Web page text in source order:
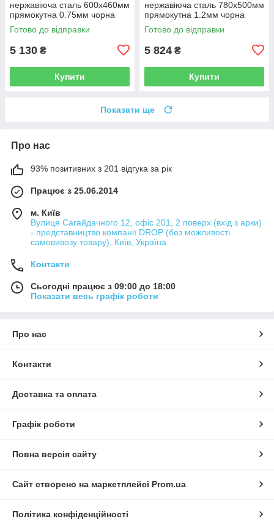
нержавіюча сталь 600x460мм
прямокутна 0.75мм чорна
NT-045720
Готово до відправки
5 130 ₴
Купити
нержавіюча сталь 780x500мм
прямокутна 1.2мм чорна
PLS-A33657
Готово до відправки
5 824 ₴
Купити
Показати ще
Про нас
93% позитивних з 201 відгука за рік
Працює з 25.06.2014
м. Київ
Вулиця Сагайдачного 12, офіс 201, 2 поверх (вхід з арки)
- представництво компанії DROP (без можливості
самовивозу товару), Київ, Україна
Контакти
Сьогодні працює з 09:00 до 18:00
Показати весь графік роботи
Про нас
Контакти
Доставка та оплата
Графік роботи
Повна версія сайту
Сайт створено на маркетплейсі Prom.ua
Політика конфіденційності